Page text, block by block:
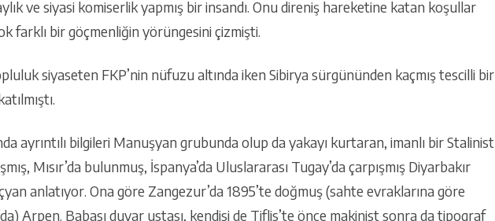
ve siyasi komiserlik yapmış bir insandı. Onu direniş hareketine katan koşullar
farklı bir göçmenliğin yörüngesini çizmişti.
siyaseten FKP’nin nüfuzu altında iken Sibirya sürgününden kaçmış tescilli bir
ayrıntılı bilgileri Manuşyan grubunda olup da yakayı kurtaran, imanlı bir Stalinist
Mısır’da bulunmuş, İspanya’da Uluslararası Tugay’da çarpışmış Diyarbakır
anlatıyor. Ona göre Zangezur’da 1895’te doğmuş (sahte evraklarına göre
Arpen. Babası duvar ustası, kendisi de Tiflis’te önce makinist sonra da tipograf